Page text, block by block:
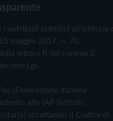
contributi pubblici all'editoria
maggio 2017, n. 70.
lettera f) del comma 2
Lgs.
(Federazione Italiana
allo IAP (Istituto
accettando il Codice di